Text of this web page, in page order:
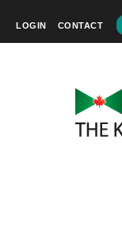
LOGIN CONTACT